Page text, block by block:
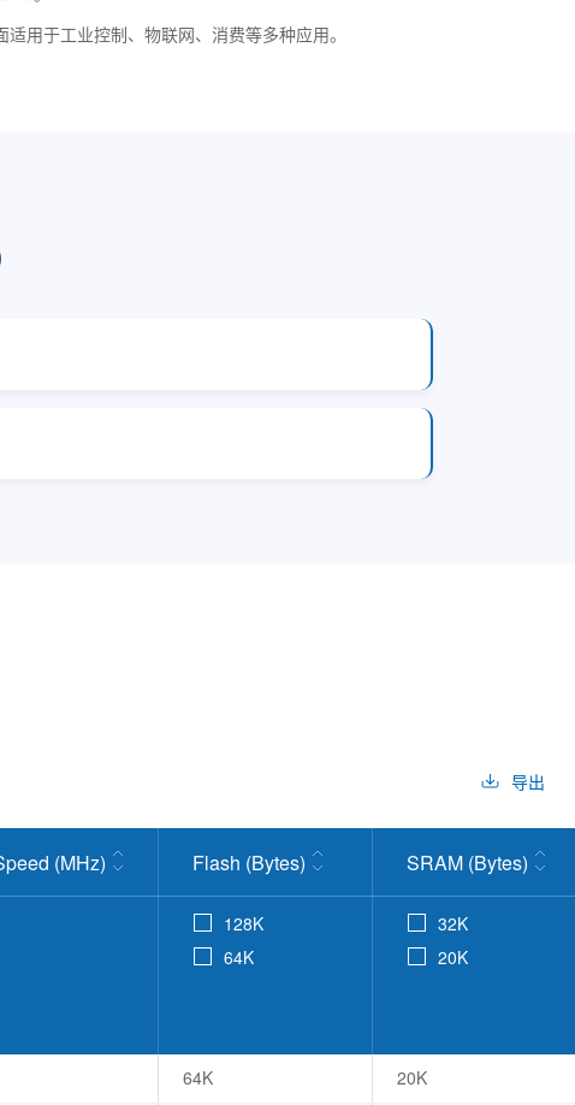
用于工业控制、物联网、消费等多种应用。
导出
(MHz) Flash (Bytes)
128K
64K
SRAM (Bytes)
32K
20K
64K 20K